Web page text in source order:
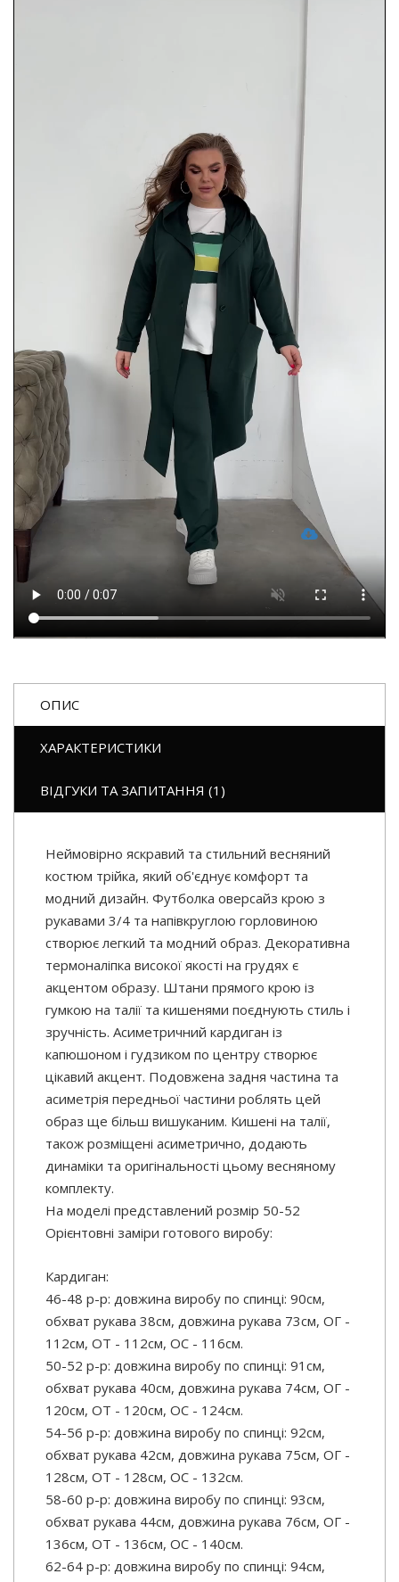
ОПИС
ХАРАКТЕРИСТИКИ
ВІДГУКИ ТА ЗАПИТАННЯ (1)
Неймовірно яскравий та стильний весняний
костюм трійка, який об'єднує комфорт та
модний дизайн. Футболка оверсайз крою з
рукавами 3/4 та напівкруглою горловиною
створює легкий та модний образ. Декоративна
термоналіпка високої якості на грудях є
акцентом образу. Штани прямого крою із
гумкою на талії та кишенями поєднують стиль і
зручність. Асиметричний кардиган із
капюшоном і гудзиком по центру створює
цікавий акцент. Подовжена задня частина та
асиметрія передньої частини роблять цей
образ ще більш вишуканим. Кишені на талії,
також розміщені асиметрично, додають
динаміки та оригінальності цьому весняному
комплекту.
На моделі представлений розмір 50-52
Орієнтовні заміри готового виробу:
Кардиган:
46-48 р-р: довжина виробу по спинці: 90см,
обхват рукава 38см, довжина рукава 73см, ОГ -
112см, ОТ - 112см, ОС - 116см.
50-52 р-р: довжина виробу по спинці: 91см,
обхват рукава 40см, довжина рукава 74см, ОГ -
120см, ОТ - 120см, ОС - 124см.
54-56 р-р: довжина виробу по спинці: 92см,
обхват рукава 42см, довжина рукава 75см, ОГ -
128см, ОТ - 128см, ОС - 132см.
58-60 р-р: довжина виробу по спинці: 93см,
обхват рукава 44см, довжина рукава 76см, ОГ -
136см, ОТ - 136см, ОС - 140см.
62-64 р-р: довжина виробу по спинці: 94см,